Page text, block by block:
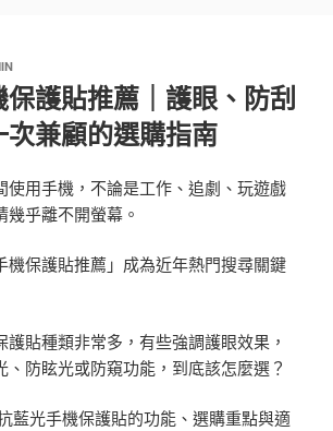
護貼推薦｜護眼、防刮
兼顧的選購指南
使用手機，不論是工作、追劇、玩遊戲
乎離不開螢幕。
機保護貼推薦」成為近年熱門搜尋關鍵
貼種類非常多，有些強調護眼效果，
、防眩光或防窺功能，到底該怎麼選？
藍光手機保護貼的功能、選購重點與適